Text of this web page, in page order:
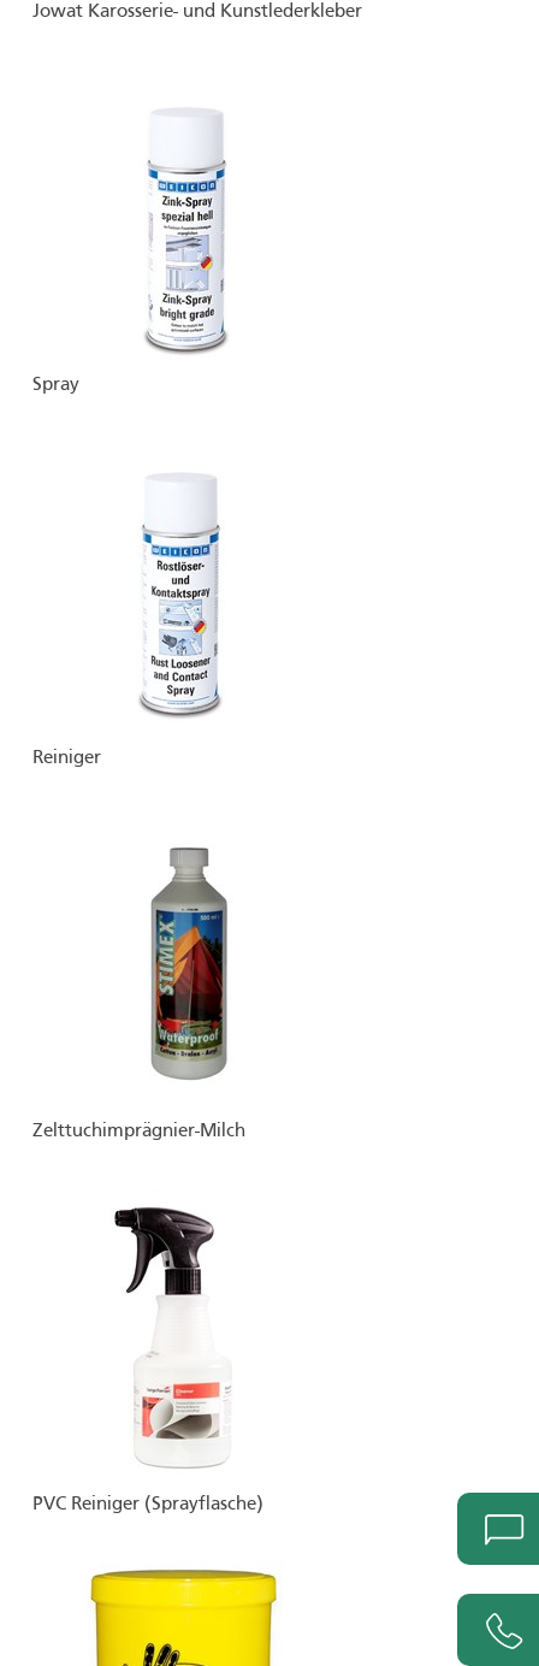
Jowat Karosserie- und Kunstlederkleber
Spray
Reiniger
Zelttuchimprägnier-Milch
PVC Reiniger (Sprayflasche)